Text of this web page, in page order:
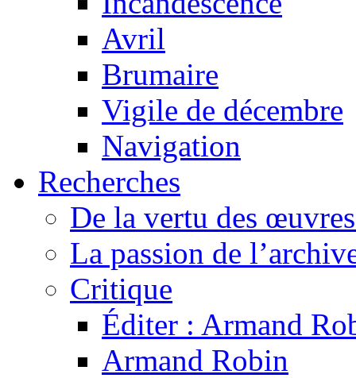
Avril
Brumaire
Vigile de décembre
Navigation
Recherches
De la vertu des
La passion de
Critique
Éditer : Armand
Armand Robin